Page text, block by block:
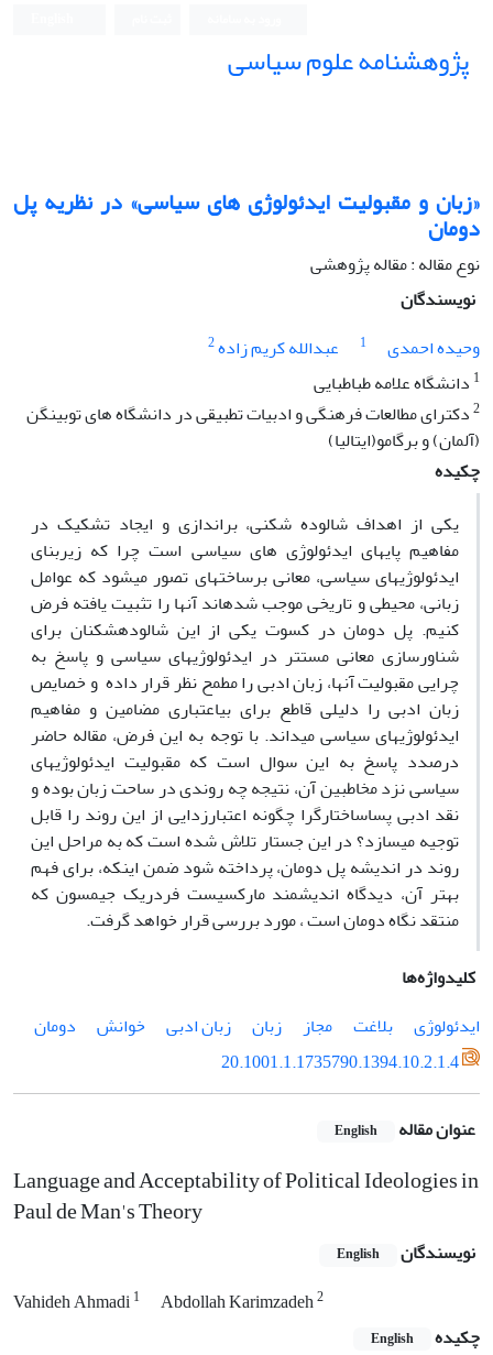
پژوهشنامه علوم سیاسی
«زبان و مقبولیت ایدئولوژی های سیاسی» در نظریه پل
دومان
نوع مقاله : مقاله پژوهشی
نویسندگان
وحیده احمدی
1 عبدالله کریم زاده2
1 دانشگاه علامه طباطبایی
2دکترای مطالعات فرهنگی و ادبیات تطبیقی در دانشگاه های توبینگن
(آلمان) و برگامو(ایتالیا)
چکیده
یکی از اهداف شالوده شکنی، براندازی و ایجاد تشکیک در
مفاهیم پایه‏ای ایدئولوژی های سیاسی است چرا که زیربنای
ایدئولوژیهای سیاسی، معانی برساخته‏ای تصور می‏شود که عوامل
زبانی، محیطی و تاریخی موجب شده‏اند آنها را تثبیت یافته فرض
کنیم. پل دومان در کسوت یکی از این شالوده‏شکنان برای
شناورسازی معانی مستتر در ایدئولوژیهای سیاسی و پاسخ به
چرایی مقبولیت آنها، زبان ادبی را مطمح نظر قرار داده و خصایص
زبان ادبی را دلیلی قاطع برای بی‏اعتباری مضامین و مفاهیم
ایدئولوژی‏های سیاسی می‏داند. با توجه به این فرض، مقاله حاضر
درصدد پاسخ به این سوال است که مقبولیت ایدئولوژی‏های
سیاسی نزد مخاطبین آن، نتیجه چه روندی در ساحت زبان بوده و
نقد ادبی پساساختارگرا چگونه اعتبارزدایی از این روند را قابل
توجیه می‏سازد؟ در این جستار تلاش شده است که به مراحل این
روند در اندیشه پل دومان، پرداخته شود ضمن اینکه، برای فهم
بهتر آن، دیدگاه اندیشمند مارکسیست فردریک جیمسون که
منتقد نگاه دومان است ، مورد بررسی قرار خواهد گرفت.
کلیدواژه‌ها
ایدئولوژی
بلاغت مجاز زبان زبان ادبی خوانش
دومان
20.1001.1.1735790.1394.10.2.1.4
عنوان مقاله English
Language and Acceptability of Political Ideologies in
Paul de Man's Theory
نویسندگان English
Vahideh Ahmadi1 Abdollah Karimzadeh2
چکیده English